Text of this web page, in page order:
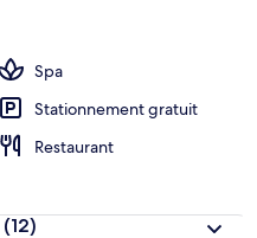
Spa
Stationnement gratuit
Restaurant
(12)